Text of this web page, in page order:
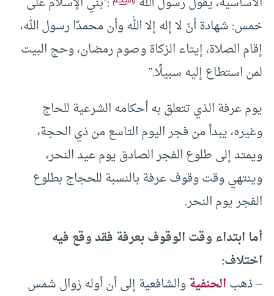
خمس: شهادة أنّ لا إله إلا الله وأن محمدًا رسول الله،
إقام الصلاة، إيتاء الزكاة وصوم رمضان، وحج البيت
لمن استطاع إليه سبيلًا.”
يوم عرفة الذي تتعلق به أحكامه الشرعية للحاج
وغيره، يبدأ من فجر اليوم التاسع من ذي الحجة،
ويمتد إلى طلوع الفجر الصادق يوم عيد النحر،
وينتهي وقت وقوف عرفة بالنسبة للحجاج بطلوع
الفجر يوم النحر.
أما ابتداء وقت الوقوف بعرفة فقد وقع فيه
اختلاف:
– ذهبالحنفيةوالشافعية إلى أن أوله زوال شمس